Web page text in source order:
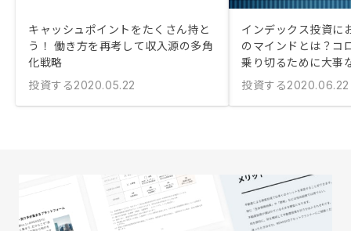
キャッシュポイントをたくさん持と
う！ 働き方を再考して収入源の多角
化戦略
投資する2020.05.22
インデックス投資に
のマインドとは？コ
乗り切るために大事
投資する2020.06.22